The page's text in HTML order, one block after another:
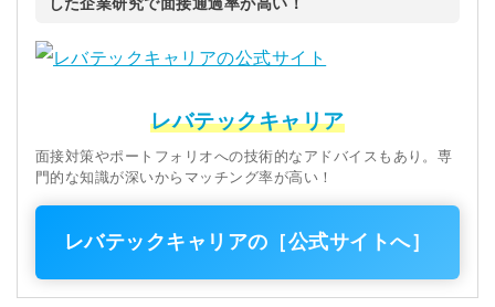
レバテックキャリア
面接対策やポートフォリオへの技術的なアドバイスもあり。専
門的な知識が深いからマッチング率が高い！
レバテックキャリアの［公式サイトへ］